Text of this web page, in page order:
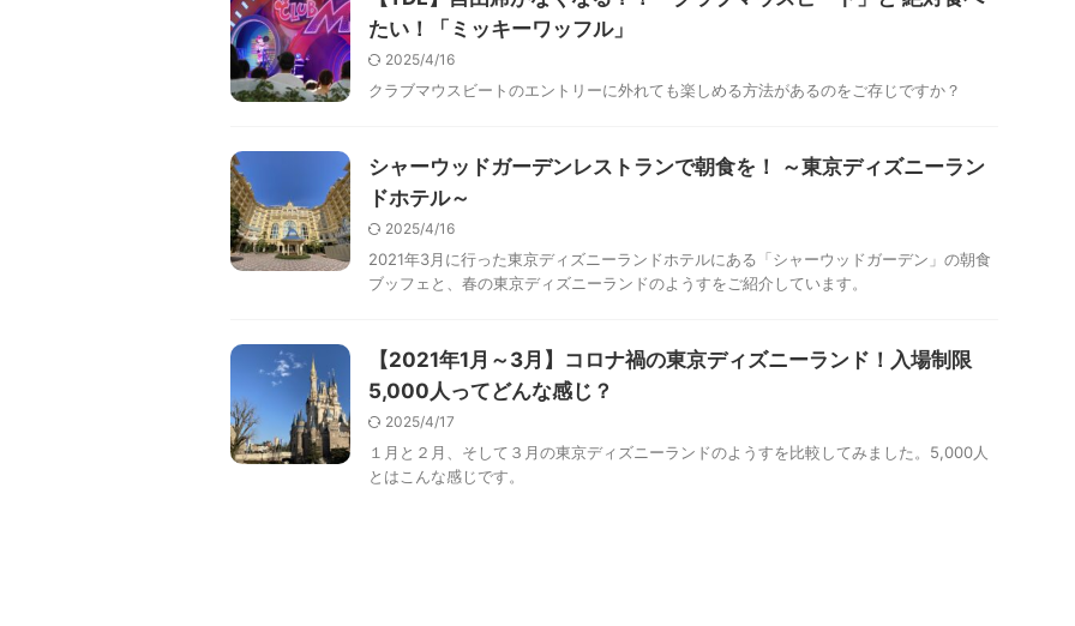
たい！「ミッキーワッフル」
2025/4/16
クラブマウスビートのエントリーに外れても楽しめる方法があるのをご存じですか？
シャーウッドガーデンレストランで朝食を！ ～東京ディズニーラン
ドホテル～
2025/4/16
2021年3月に行った東京ディズニーランドホテルにある「シャーウッドガーデン」の朝食
ブッフェと、春の東京ディズニーランドのようすをご紹介しています。
【2021年1月～3月】コロナ禍の東京ディズニーランド！入場制限
5,000人ってどんな感じ？
2025/4/17
１月と２月、そして３月の東京ディズニーランドのようすを比較してみました。5,000人
とはこんな感じです。